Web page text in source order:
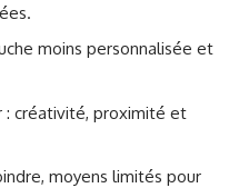
moins personnalisée et
: créativité, proximité et
moyens limités pour